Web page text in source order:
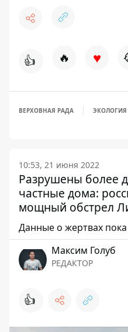
👍 🔥 ♥
ВЕРХОВНАЯ РАДА ЭКОЛОГИЯ
10:53, 21 июня 2022
Разрушены более
частные дома:
мощный обстрел
Данные о жертвах
Максим Голуб
РЕДАКТОР
👍